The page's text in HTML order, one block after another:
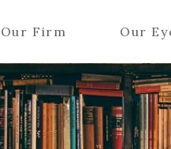
Our Firm Our